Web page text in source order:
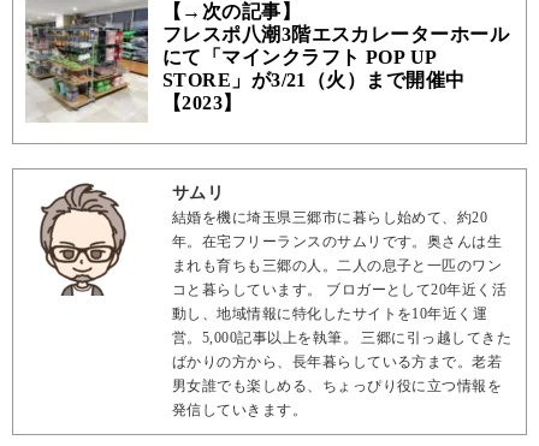
【→次の記事】
フレスポ八潮3階エスカレーターホール
にて「マインクラフト POP UP
STORE」が3/21（火）まで開催中
【2023】
サムリ
結婚を機に埼玉県三郷市に暮らし始めて、約20
年。在宅フリーランスのサムリです。奥さんは生
まれも育ちも三郷の人。二人の息子と一匹のワン
コと暮らしています。 ブロガーとして20年近く活
動し、地域情報に特化したサイトを10年近く運
営。5,000記事以上を執筆。 三郷に引っ越してきた
ばかりの方から、長年暮らしている方まで。老若
男女誰でも楽しめる、ちょっぴり役に立つ情報を
発信していきます。